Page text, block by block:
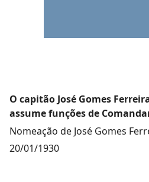
O capitão José Gomes
assume funções de
Nomeação de José Gomes
20/01/1930